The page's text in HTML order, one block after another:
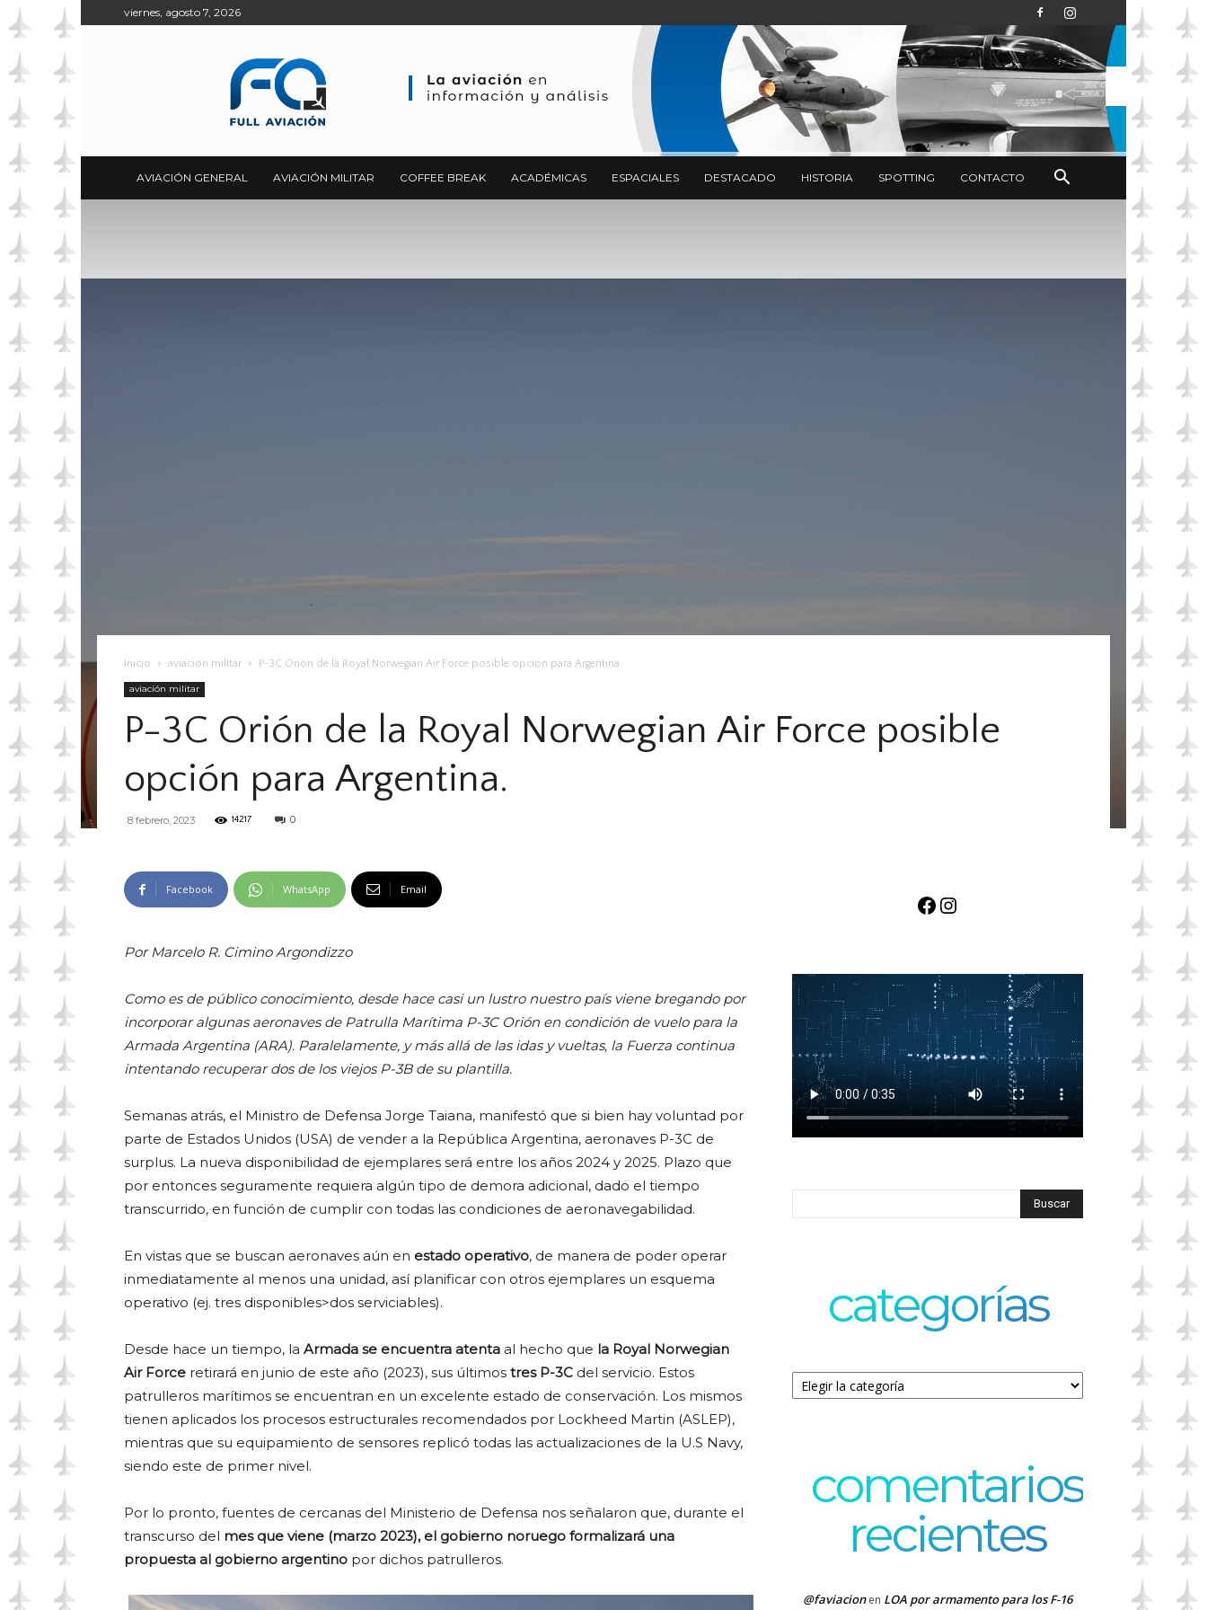
viernes, agosto 7, 2026
AVIACIÓN GENERAL AVIACIÓN MILITAR COFFEE BREAK ACADÉMICAS ESPACIALES DESTACADO HISTORIA SPOTTING CONTACTO
Inicio aviación militar P-3C Orión de la Royal Norwegian Air Force posible opción para Argentina.
aviación militar
P-3C Orión de la Royal Norwegian Air Force posible
opción para Argentina.
8 febrero, 2023 14217 0
Facebook WhatsApp Email
Por Marcelo R. Cimino Argondizzo
Como es de público conocimiento, desde hace casi un lustro nuestro país viene bregando por
incorporar algunas aeronaves de Patrulla Marítima P-3C Orión en condición de vuelo para la
Armada Argentina (ARA). Paralelamente, y más allá de las idas y vueltas, la Fuerza continua
intentando recuperar dos de los viejos P-3B de su plantilla.
Semanas atrás, el Ministro de Defensa Jorge Taiana, manifestó que si bien hay voluntad por
parte de Estados Unidos (USA) de vender a la República Argentina, aeronaves P-3C de
surplus. La nueva disponibilidad de ejemplares será entre los años 2024 y 2025. Plazo que
por entonces seguramente requiera algún tipo de demora adicional, dado el tiempo
transcurrido, en función de cumplir con todas las condiciones de aeronavegabilidad.
En vistas que se buscan aeronaves aún en estado operativo, de manera de poder operar
inmediatamente al menos una unidad, así planificar con otros ejemplares un esquema
operativo (ej. tres disponibles>dos serviciables).
Desde hace un tiempo, la Armada se encuentra atenta al hecho que la Royal Norwegian
Air Force retirará en junio de este año (2023), sus últimos tres P-3C del servicio. Estos
patrulleros marítimos se encuentran en un excelente estado de conservación. Los mismos
tienen aplicados los procesos estructurales recomendados por Lockheed Martin (ASLEP),
mientras que su equipamiento de sensores replicó todas las actualizaciones de la U.S Navy,
siendo este de primer nivel.
Por lo pronto, fuentes de cercanas del Ministerio de Defensa nos señalaron que, durante el
transcurso del mes que viene (marzo 2023), el gobierno noruego formalizará una
propuesta al gobierno argentino por dichos patrulleros.
Facebook
Instagram
categorías
Categorías
comentarios
recientes
@faviacionen LOA por armamento para los F-16